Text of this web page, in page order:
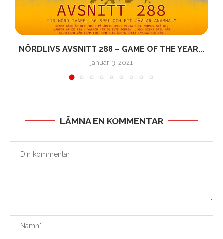
NÖRDLIVS AVSNITT 288 – GAME OF THE YEAR...
januari 3, 2021
LÄMNA EN KOMMENTAR